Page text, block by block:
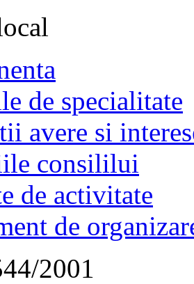
de specialitate
avere si
consililui
de activitate
de
2001